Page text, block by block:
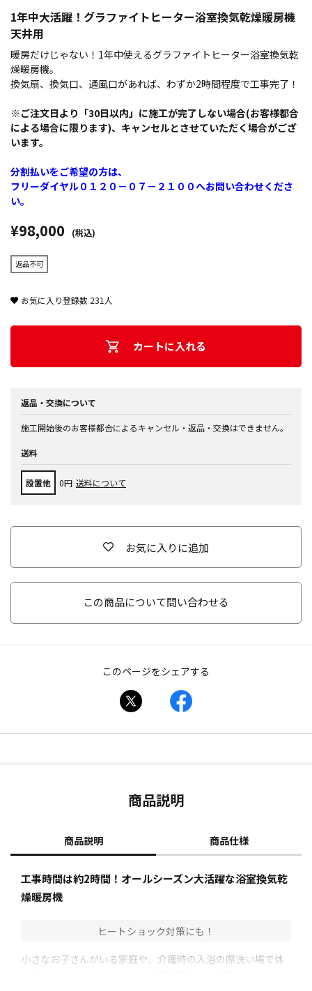
1年中大活躍！グラファイトヒーター浴室換気乾燥暖房機
天井用
暖房だけじゃない！1年中使えるグラファイトヒーター浴室換気乾
燥暖房機。
換気扇、換気口、通風口があれば、わずか2時間程度で工事完了！
※ご注文日より「30日以内」に施工が完了しない場合(お客様都合
による場合に限ります)、キャンセルとさせていただく場合がござ
います。
分割払いをご希望の方は、
フリーダイヤル０１２０－０７－２１００へお問い合わせくださ
い。
¥98,000 (税込)
返品不可
お気に入り登録数 231 人
カートに入れる
返品・交換について
施工開始後のお客様都合によるキャンセル・返品・交換はできません。
送料
設置他 0円 送料について
お気に入りに追加
この商品について問い合わせる
このページをシェアする
商品説明
商品説明 商品仕様
工事時間は約2時間！オールシーズン大活躍な浴室換気乾
燥暖房機
ヒートショック対策にも！
小さなお子さんがいる家庭や、介護時の入浴の際洗い場で体